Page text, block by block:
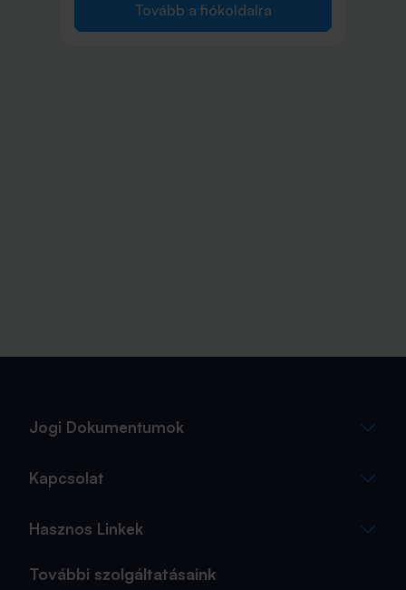
Tovább a fiókoldalra
Jogi Dokumentumok
Kapcsolat
Hasznos Linkek
További szolgáltatásaink